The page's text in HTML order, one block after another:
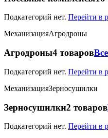
Подкатегорий нет. Перейти в
МеханизацияАгродроны
Агродроны4 товаров
Подкатегорий нет. Перейти в
МеханизацияЗерносушилки
Зерносушилки2 товаров
Подкатегорий нет. Перейти в